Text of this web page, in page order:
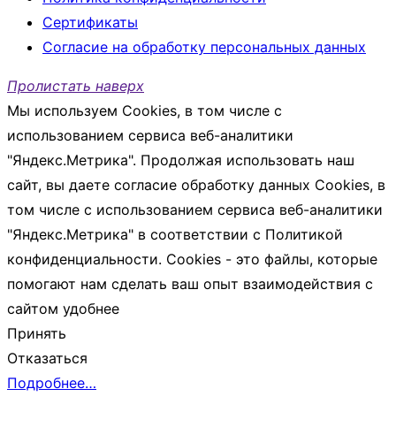
Сертификаты
Согласие на обработку персональных данных
Пролистать наверх
Мы используем Cookies, в том числе с
использованием сервиса веб-аналитики
"Яндекс.Метрика". Продолжая использовать наш
сайт, вы даете согласие обработку данных Cookies, в
том числе с использованием сервиса веб-аналитики
"Яндекс.Метрика" в соответствии с Политикой
конфиденциальности. Cookies - это файлы, которые
помогают нам сделать ваш опыт взаимодействия с
сайтом удобнее
Принять
Отказаться
Подробнее…